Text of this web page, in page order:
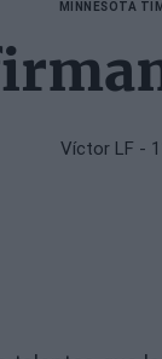
MINNESOTA
Víctor LF -